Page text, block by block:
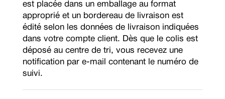
est placée dans un emballage au format
approprié et un bordereau de livraison est
édité selon les données de livraison indiquées
dans votre compte client. Dès que le colis est
déposé au centre de tri, vous recevez une
notification par e-mail contenant le numéro de
suivi.